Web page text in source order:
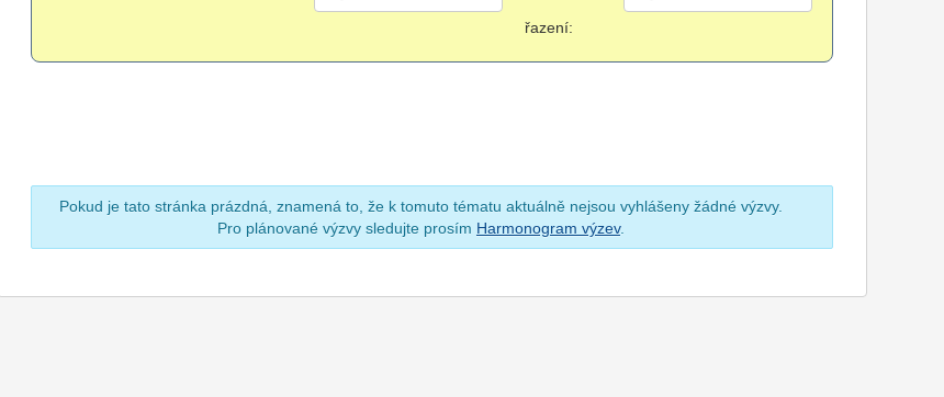
řazení:
Pokud je tato stránka prázdná, znamená to, že k tomuto tématu aktuálně nejsou vyhlášeny žádné výzvy.
Pro plánované výzvy sledujte prosím Harmonogram výzev.